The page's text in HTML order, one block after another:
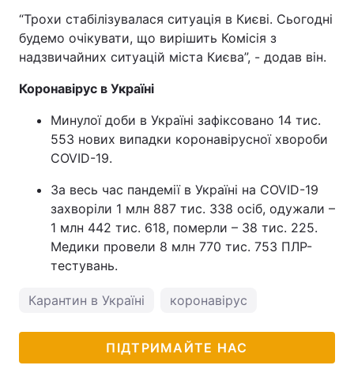
“Трохи стабілізувалася ситуація в Києві. Сьогодні
будемо очікувати, що вирішить Комісія з
надзвичайних ситуацій міста Києва”, - додав він.
Коронавірус в Україні
Минулої доби в Україні зафіксовано 14 тис.
553 нових випадки коронавірусної хвороби
COVID-19.
За весь час пандемії в Україні на COVID-19
захворіли 1 млн 887 тис. 338 осіб, одужали –
1 млн 442 тис. 618, померли – 38 тис. 225.
Медики провели 8 млн 770 тис. 753 ПЛР-
тестувань.
Карантин в Україні коронавірус
ПІДТРИМАЙТЕ НАС